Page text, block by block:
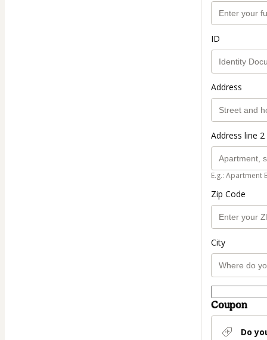
ID
Address
Address line
E.g.: Apartment
Zip Code
City
Coupon
Do